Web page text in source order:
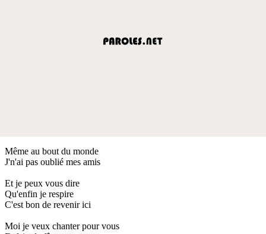
Même au bout du monde
J'n'ai pas oublié mes amis
Et je peux vous dire
Qu'enfin je respire
C'est bon de revenir ici
Moi je veux chanter pour vous